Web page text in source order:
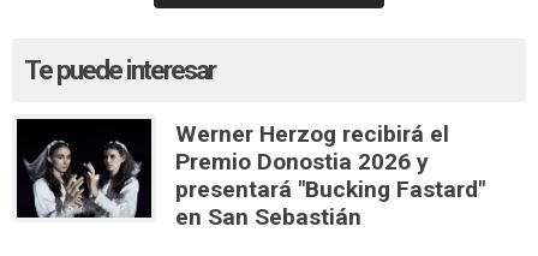
Te puede interesar
Werner Herzog recibirá el
Premio Donostia 2026 y
presentará "Bucking Fastard"
en San Sebastián